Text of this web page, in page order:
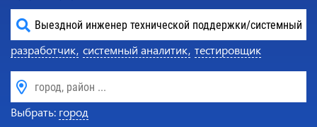
разработчик, системный аналитик, тестировщик
Выбрать: город